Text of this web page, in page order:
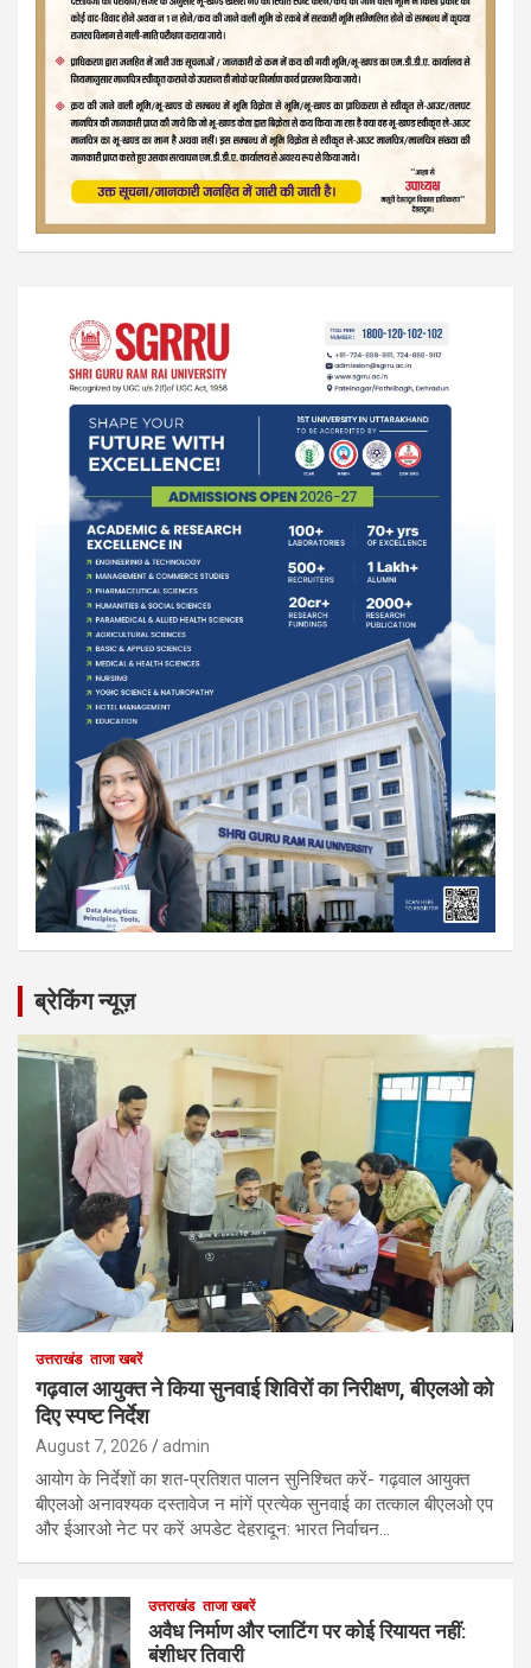
ब्रेकिंग न्यूज़
उत्तराखंड ताजा खबरें
गढ़वाल आयुक्त ने किया सुनवाई शिविरों का निरीक्षण, बीएलओ को
दिए स्पष्ट निर्देश
August 7, 2026 admin
आयोग के निर्देशों का शत-प्रतिशत पालन सुनिश्चित करें- गढ़वाल आयुक्त
बीएलओ अनावश्यक दस्तावेज न मांगें प्रत्येक सुनवाई का तत्काल बीएलओ एप
और ईआरओ नेट पर करें अपडेट देहरादून: भारत निर्वाचन…
उत्तराखंड ताजा खबरें
अवैध निर्माण और प्लाटिंग पर कोई रियायत नहीं:
बंशीधर तिवारी